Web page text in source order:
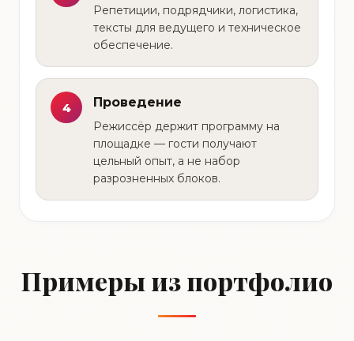
Репетиции, подрядчики, логистика,
тексты для ведущего и техническое
обеспечение.
4 Проведение
Режиссёр держит программу на
площадке — гости получают
цельный опыт, а не набор
разрозненных блоков.
Примеры из портфолио